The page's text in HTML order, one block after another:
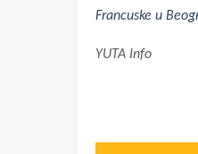
Francuske u
YUTA Info